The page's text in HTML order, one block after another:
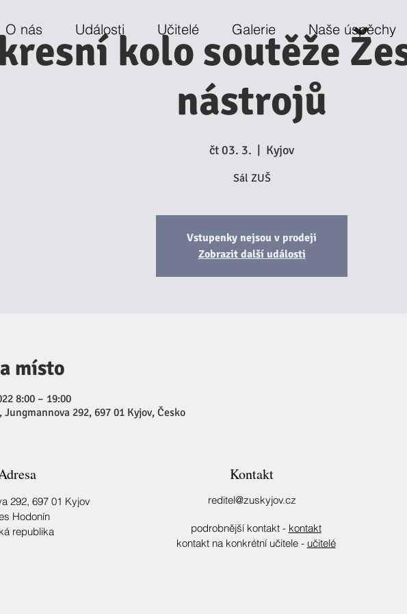
O nás Události Učitelé Galerie Naše úspěchy
kolo soutěže
nástrojů
čt 03. 3. Kyjov
Sál ZUŠ
Vstupenky nejsou v prodeji
Zobrazit další události
místo
8:00 – 19:00
Jungmannova 292, 697 01 Kyjov, Česko
292, 697 01 Kyjov
Hodonín
republika
Kontakt
reditel@zuskyjov.cz
podrobnější kontakt - kontakt
kontakt na konkrétní učitele - učitelé